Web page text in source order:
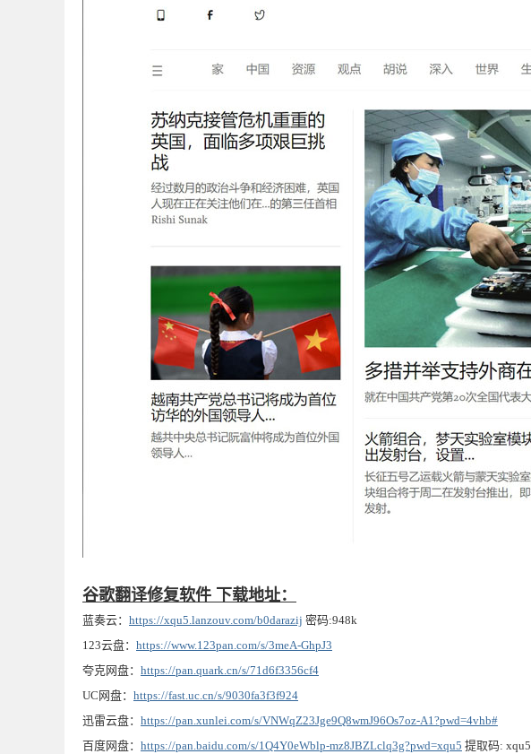
谷歌翻译修复软件 下载地址：
蓝奏云： https://xqu5.lanzouv.com/b0darazij 密码:948k
123云盘： https://www.123pan.com/s/3meA-GhpJ3
夸克网盘： https://pan.quark.cn/s/71d6f3356cf4
UC网盘： https://fast.uc.cn/s/9030fa3f3f924
迅雷云盘： https://pan.xunlei.com/s/VNWqZ23Jge9Q8wmJ96Os7oz-A1?pwd=4vhb#
百度网盘： https://pan.baidu.com/s/1Q4Y0eWblp-mz8JBZLclq3g?pwd=xqu5 提取码: xqu5